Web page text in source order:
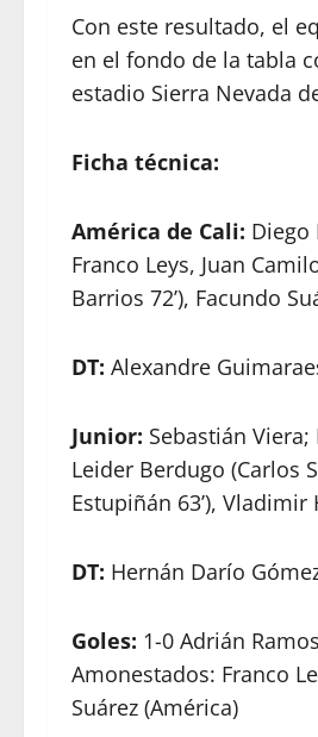
Con este resultado, el
en el fondo de la tabla
estadio Sierra Nevada
Ficha técnica:
América de Cali: Diego
Franco Leys, Juan
Barrios 72’), Facundo
DT: Alexandre
Junior: Sebastián
Leider Berdugo (Carlos
Estupiñán 63’), Vladimir
DT: Hernán Darío
Goles: 1-0 Adrián
Amonestados: Franco
Suárez (América)